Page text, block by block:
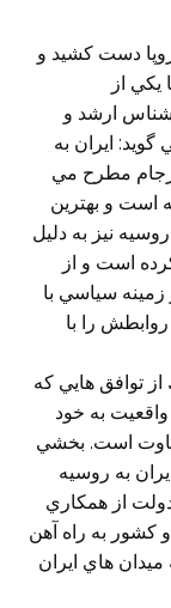
دست كشيد و
از
ارشد و
ايران به
مطرح مي
است و بهترين
نيز به دليل
است و از
سياسي با
را با
توافق هايي كه
به خود
است. بخشي
به روسيه
از همكاري
كشور به راه آهن
هاي ايران